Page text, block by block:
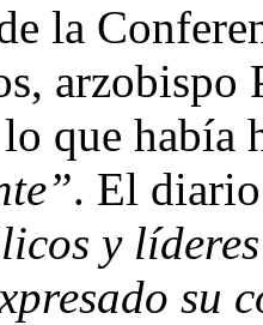
la
arzobispo
que había
. El
y
su